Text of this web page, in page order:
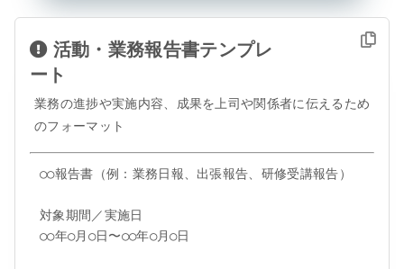
活動・業務報告書テンプレ
ート
業務の進捗や実施内容、成果を上司や関係者に伝えるため
のフォーマット
○○報告書（例：業務日報、出張報告、研修受講報告）
対象期間／実施日
○○年○月○日〜○○年○月○日